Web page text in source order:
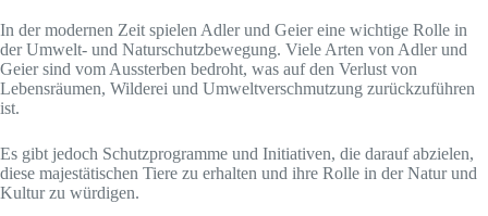
In der modernen Zeit spielen Adler und Geier eine wichtige Rolle in
der Umwelt- und Naturschutzbewegung. Viele Arten von Adler und
Geier sind vom Aussterben bedroht, was auf den Verlust von
Lebensräumen, Wilderei und Umweltverschmutzung zurückzuführen
ist.
Es gibt jedoch Schutzprogramme und Initiativen, die darauf abzielen,
diese majestätischen Tiere zu erhalten und ihre Rolle in der Natur und
Kultur zu würdigen.